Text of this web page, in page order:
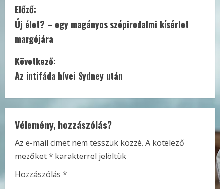
C
o
n
t
i
n
u
e
R
Előző:
Új élet? – egy magányos szépirodalmi kísérlet
margójára
Következő:
Az intifáda hívei Sydney után
Vélemény, hozzászólás?
Az e-mail címet nem tesszük közzé. A kötelező
mezőket* karakterrel jelöltük
Hozzászólás *